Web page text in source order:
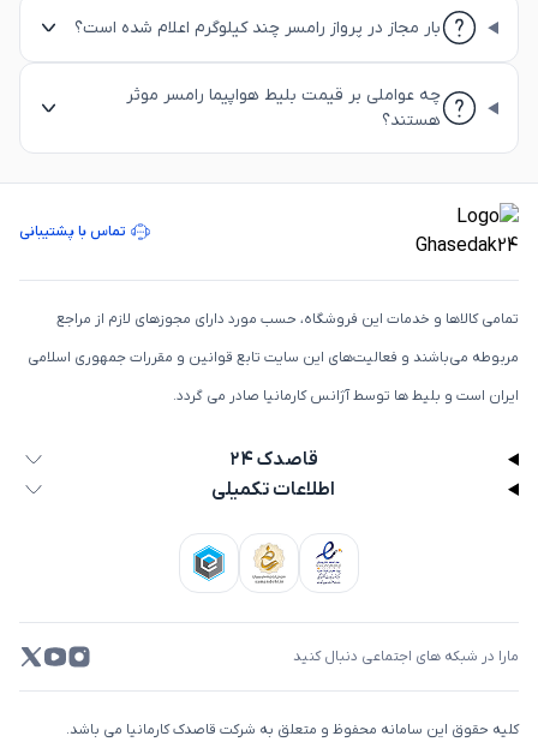
بار مجاز در پرواز رامسر چند کیلوگرم اعلام شده است؟
چه عواملی بر قیمت بلیط هواپیما رامسر موثر
هستند؟
تماس با پشتیبانی
تمامی كالاها و خدمات اين فروشگاه، حسب مورد دارای مجوزهای لازم از مراجع
مربوطه می‌باشند و فعاليت‌های اين سايت تابع قوانين و مقررات جمهوری اسلامی
ايران است و بلیط ها توسط آژانس کارمانیا صادر می گردد.
قاصدک ۲۴
اطلاعات تکمیلی
مارا در شبکه های اجتماعی دنبال کنید
کلیه حقوق این سامانه محفوظ و متعلق به شرکت قاصدک کارمانیا می باشد.